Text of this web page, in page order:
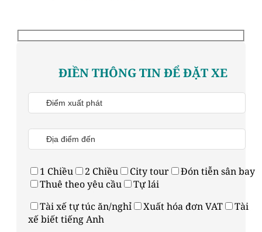
ĐIỀN THÔNG TIN ĐỂ ĐẶT XE
1 Chiều 2 Chiều City tour
Đón tiễn sân bay
Thuê theo yêu cầu
Tự lái
Tài xế tự túc ăn/nghỉ
Xuất hóa đơn VAT
Tài
xế biết tiếng Anh